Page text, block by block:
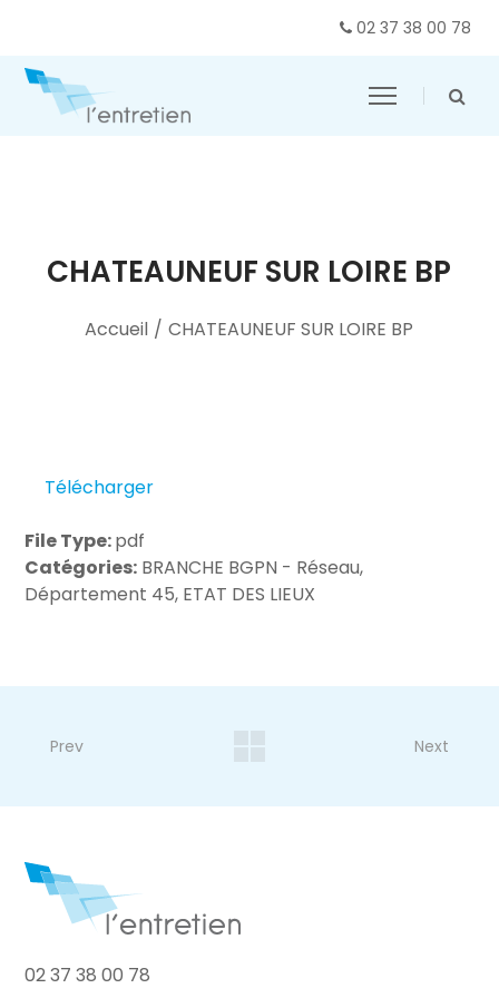
02 37 38 00 78
CHATEAUNEUF SUR LOIRE BP
Accueil / CHATEAUNEUF SUR LOIRE BP
Télécharger
File Type:pdf
Catégories: BRANCHE BGPN - Réseau,
Département 45, ETAT DES LIEUX
Prev Next
02 37 38 00 78